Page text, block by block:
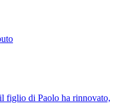
figlio di Paolo ha rinnovato,